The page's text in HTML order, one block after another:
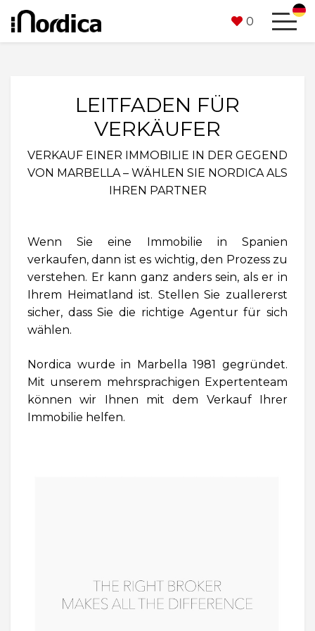
0
LEITFADEN FÜR
VERKÄUFER
VERKAUF EINER IMMOBILIE IN DER GEGEND
VON MARBELLA – WÄHLEN SIE NORDICA ALS
IHREN PARTNER
Wenn Sie eine Immobilie in Spanien
verkaufen, dann ist es wichtig, den Prozess zu
verstehen. Er kann ganz anders sein, als er in
Ihrem Heimatland ist. Stellen Sie zuallererst
sicher, dass Sie die richtige Agentur für sich
wählen.
Nordica wurde in Marbella 1981 gegründet.
Mit unserem mehrsprachigen Expertenteam
können wir Ihnen mit dem Verkauf Ihrer
Immobilie helfen.